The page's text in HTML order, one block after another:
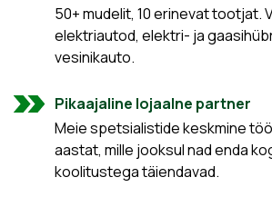
50+ mudelit, 10 erinevat tootjat.
elektriautod, elektri- ja
vesinikauto.
Pikaajaline lojaalne partner
Meie spetsialistide keskmine
aastat, mille jooksul nad enda
koolitustega täiendavad.